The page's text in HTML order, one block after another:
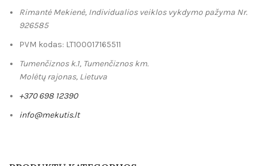
Rimantė Mekienė, Individualios veiklos vykdymo pažyma Nr.
926585
PVM kodas: LT100017165511
Tumenčiznos k.1, Tumenčiznos km.
Molėtų rajonas, Lietuva
+370 698 12390
info@mekutis.lt